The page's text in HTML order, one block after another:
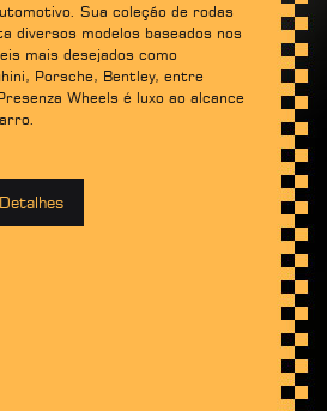
Sua coleção de rodas
diversos modelos baseados nos
mais desejados como
Porsche, Bentley, entre
Wheels é luxo ao alcance